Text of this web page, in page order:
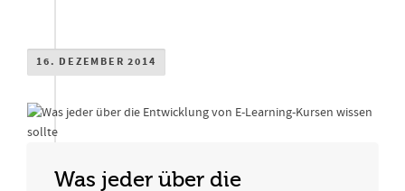
16. DEZEMBER 2014
Was jeder über die